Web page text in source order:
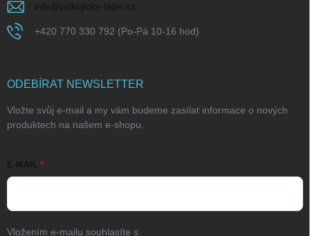
info @pokojicky-tepe.cz
+420 770 330 792 (Po-Pá 10-16 hod)
ODEBÍRAT NEWSLETTER
Vložte svůj e-mail a my vám budeme zasílat informace o nových
produktech na našem e-shopu.
E-MAIL
Vložením e-mailu souhlasíte s